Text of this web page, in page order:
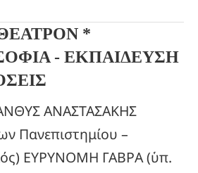
*
- ΕΚΠΑΙΔΕΥΣΗ
ΑΝΑΣΤΑΣΑΚΗΣ
Πανεπιστημίου –
ΕΥΡΥΝΟΜΗ ΓΑΒΡΑ (ὑπ.